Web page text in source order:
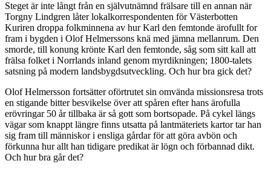
Steget är inte långt från en självutnämnd frälsare till en annan när
Torgny Lindgren låter lokalkorrespondenten för Västerbotten
Kuriren droppa folkminnena av hur Karl den femtonde ärofullt for
fram i bygden i Olof Helmerssons knä med jämna mellanrum. Den
smorde, till konung krönte Karl den femtonde, såg som sitt kall att
frälsa folket i Norrlands inland genom myrdikningen; 1800-talets
satsning på modern landsbygdsutveckling. Och hur bra gick det?
Olof Helmersson fortsätter oförtrutet sin omvända missionsresa trots
en stigande bitter besvikelse över att spåren efter hans ärofulla
erövringar 50 år tillbaka är så gott som bortsopade. På cykel längs
vägar som knappt längre finns utsatta på lantmäteriets kartor tar han
sig fram till människor i ensliga gårdar för att göra avbön och
förkunna hur allt han tidigare predikat är lögn och förbannad dikt.
Och hur bra går det?